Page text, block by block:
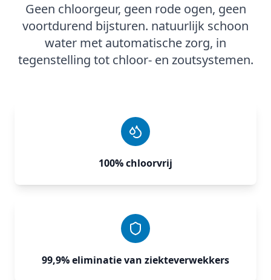
Geen chloorgeur, geen rode ogen, geen
voortdurend bijsturen. natuurlijk schoon
water met automatische zorg, in
tegenstelling tot chloor‑ en zoutsystemen.
100% chloorvrij
99,9% eliminatie van ziekteverwekkers